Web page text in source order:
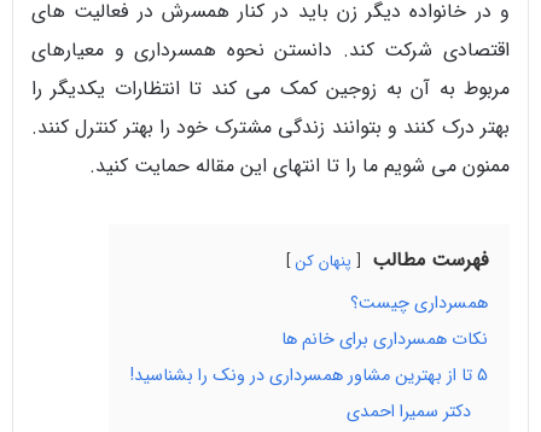
و در خانواده دیگر زن باید در کنار همسرش در فعالیت های
اقتصادی شرکت کند. دانستن نحوه همسرداری و معیارهای
مربوط به آن به زوجین کمک می کند تا انتظارات یکدیگر را
بهتر درک کنند و بتوانند زندگی مشترک خود را بهتر کنترل کنند.
ممنون می شویم ما را تا انتهای این مقاله حمایت کنید.
فهرست مطالب پنهان کن
همسرداری چیست؟
نکات همسرداری برای خانم ها
5 تا از بهترین مشاور همسرداری در ونک را بشناسید!
دکتر سمیرا احمدی